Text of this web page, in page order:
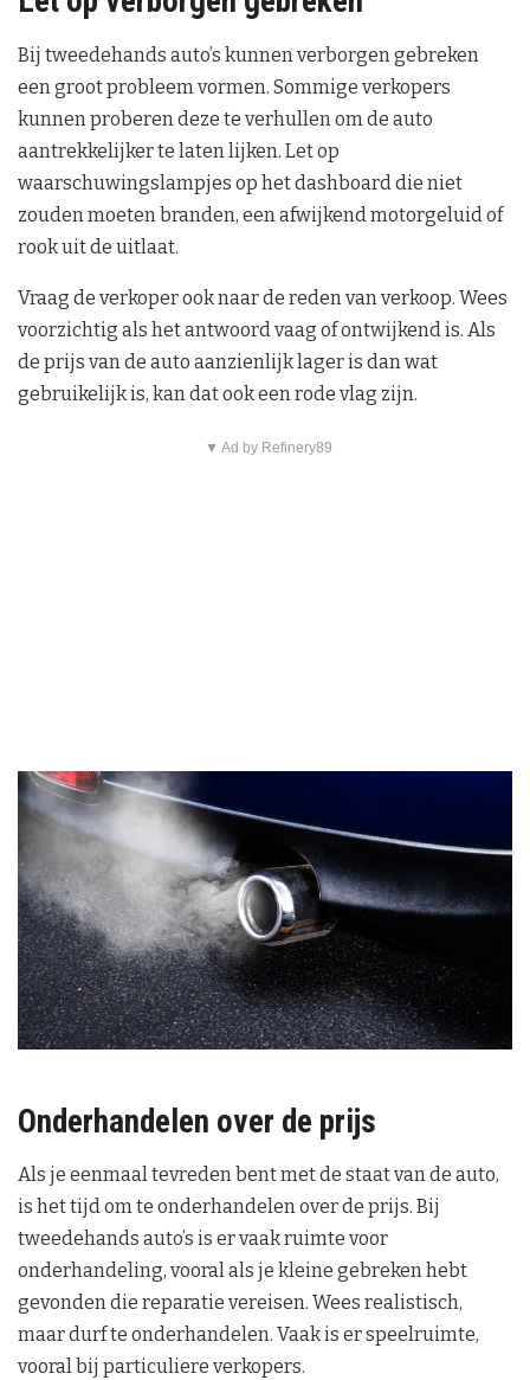
Bij tweedehands auto’s kunnen verborgen gebreken
een groot probleem vormen. Sommige verkopers
kunnen proberen deze te verhullen om de auto
aantrekkelijker te laten lijken. Let op
waarschuwingslampjes op het dashboard die niet
zouden moeten branden, een afwijkend motorgeluid of
rook uit de uitlaat.
Vraag de verkoper ook naar de reden van verkoop. Wees
voorzichtig als het antwoord vaag of ontwijkend is. Als
de prijs van de auto aanzienlijk lager is dan wat
gebruikelijk is, kan dat ook een rode vlag zijn.
▼ Ad by Refinery89
Onderhandelen over de prijs
Als je eenmaal tevreden bent met de staat van de auto,
is het tijd om te onderhandelen over de prijs. Bij
tweedehands auto’s is er vaak ruimte voor
onderhandeling, vooral als je kleine gebreken hebt
gevonden die reparatie vereisen. Wees realistisch,
maar durf te onderhandelen. Vaak is er speelruimte,
vooral bij particuliere verkopers.